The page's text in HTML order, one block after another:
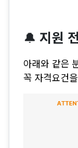
🔔 지원
아래와 같은
꼭 자격요건